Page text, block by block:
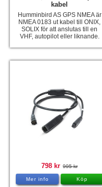
kabel
Humminbird AS GPS NMEA är
NMEA 0183 ut kabel till ONIX,
SOLIX för att anslutas till en
VHF, autopilot eller liknande.
798 kr 995 kr
Mer info Köp